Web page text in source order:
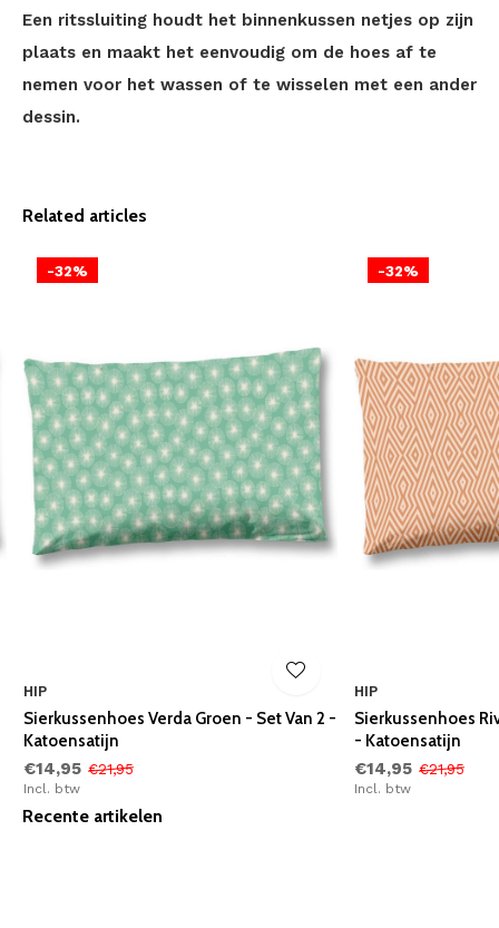
Een ritssluiting houdt het binnenkussen netjes op zijn
plaats en maakt het eenvoudig om de hoes af te
nemen voor het wassen of te wisselen met een ander
dessin.
Related articles
-32%
HIP
Sierkussenhoes Verda Groen - Set Van 2 -
Katoensatijn
€14,95 €21,95
Incl. btw
-32%
HIP
Sierkussenhoes
- Katoensatijn
€14,95 €21,95
Incl. btw
Recente artikelen